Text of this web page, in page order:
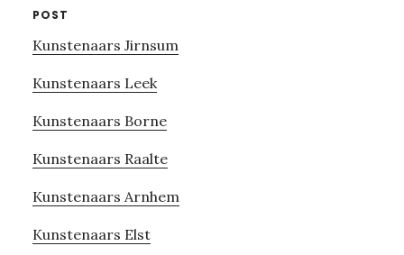
POST
Kunstenaars Jirnsum
Kunstenaars Leek
Kunstenaars Borne
Kunstenaars Raalte
Kunstenaars Arnhem
Kunstenaars Elst